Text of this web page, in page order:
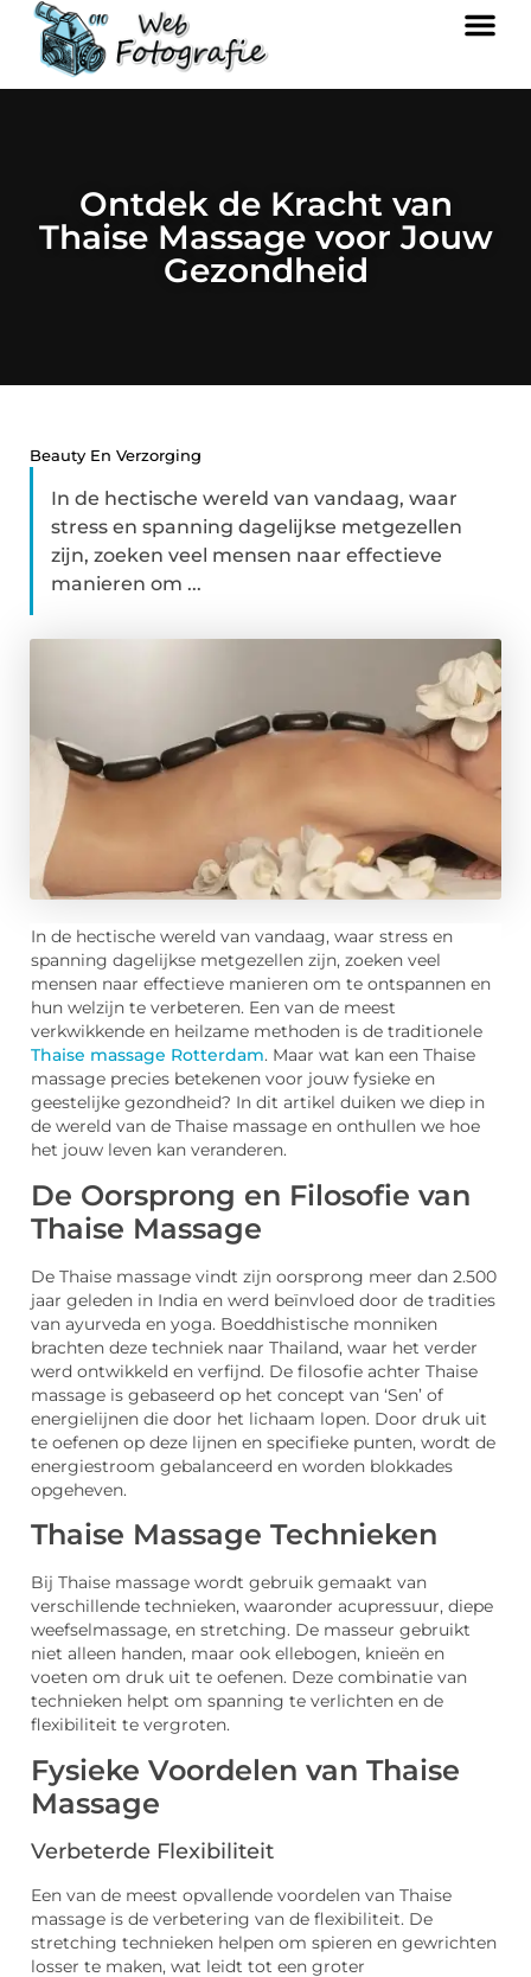
Ontdek de Kracht van
Thaise Massage voor Jouw
Gezondheid
Beauty En Verzorging
In de hectische wereld van vandaag, waar
stress en spanning dagelijkse metgezellen
zijn, zoeken veel mensen naar effectieve
manieren om ...
In de hectische wereld van vandaag, waar stress en
spanning dagelijkse metgezellen zijn, zoeken veel
mensen naar effectieve manieren om te ontspannen en
hun welzijn te verbeteren. Een van de meest
verkwikkende en heilzame methoden is de traditionele
Thaise massage Rotterdam. Maar wat kan een Thaise
massage precies betekenen voor jouw fysieke en
geestelijke gezondheid? In dit artikel duiken we diep in
de wereld van de Thaise massage en onthullen we hoe
het jouw leven kan veranderen.
De Oorsprong en Filosofie van
Thaise Massage
De Thaise massage vindt zijn oorsprong meer dan 2.500
jaar geleden in India en werd beïnvloed door de tradities
van ayurveda en yoga. Boeddhistische monniken
brachten deze techniek naar Thailand, waar het verder
werd ontwikkeld en verfijnd. De filosofie achter Thaise
massage is gebaseerd op het concept van ‘Sen’ of
energielijnen die door het lichaam lopen. Door druk uit
te oefenen op deze lijnen en specifieke punten, wordt de
energiestroom gebalanceerd en worden blokkades
opgeheven.
Thaise Massage Technieken
Bij Thaise massage wordt gebruik gemaakt van
verschillende technieken, waaronder acupressuur, diepe
weefselmassage, en stretching. De masseur gebruikt
niet alleen handen, maar ook ellebogen, knieën en
voeten om druk uit te oefenen. Deze combinatie van
technieken helpt om spanning te verlichten en de
flexibiliteit te vergroten.
Fysieke Voordelen van Thaise
Massage
Verbeterde Flexibiliteit
Een van de meest opvallende voordelen van Thaise
massage is de verbetering van de flexibiliteit. De
stretching technieken helpen om spieren en gewrichten
losser te maken, wat leidt tot een groter